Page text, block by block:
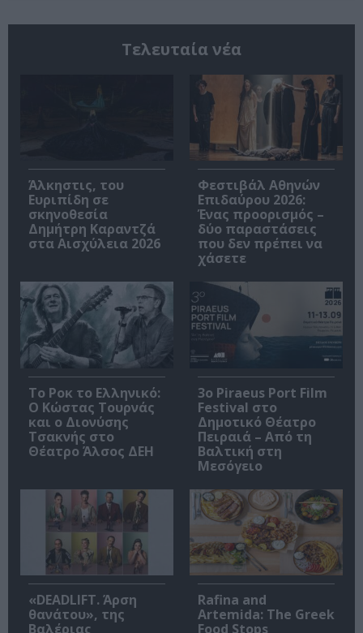
Τελευταία νέα
Άλκηστις, του
Ευριπίδη σε
σκηνοθεσία
Δημήτρη Καραντζά
στα Αισχύλεια 2026
Φεστιβάλ Αθηνών
Επιδαύρου 2026:
Ένας προορισμός –
δύο παραστάσεις
που δεν πρέπει να
χάσετε
Το Ροκ το Ελληνικό:
Ο Κώστας Τουρνάς
και ο Διονύσης
Τσακνής στο
Θέατρο Άλσος ΔΕΗ
3o Piraeus Port Film
Festival στο
Δημοτικό Θέατρο
Πειραιά – Από τη
Βαλτική στη
Μεσόγειο
«DEADLIFT. Άρση
θανάτου», της
Βαλέριας
Rafina and
Artemida: The Greek
Food Stops